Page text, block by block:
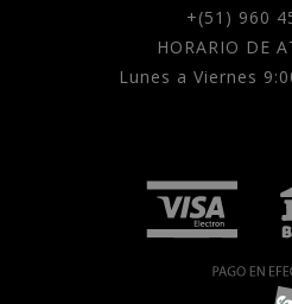
+(51) 960
HORARIO DE
Lunes a Viernes